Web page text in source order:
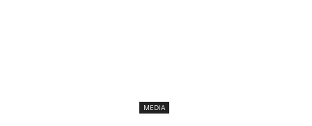
MEDIA